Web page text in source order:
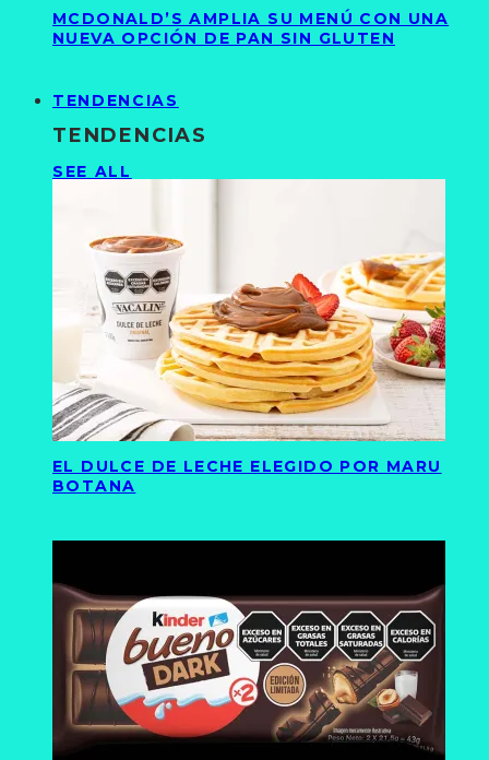
MCDONALD’S AMPLIA SU MENÚ CON UNA
NUEVA OPCIÓN DE PAN SIN GLUTEN
TENDENCIAS
TENDENCIAS
SEE ALL
EL DULCE DE LECHE ELEGIDO POR MARU
BOTANA